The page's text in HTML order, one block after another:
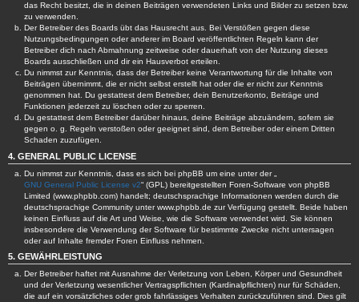
das Recht besitzt, die in deinen Beiträgen verwendeten Links und Bilder zu setzen bzw.
zu verwenden.
Der Betreiber des Boards übt das Hausrecht aus. Bei Verstößen gegen diese
Nutzungsbedingungen oder anderer im Board veröffentlichten Regeln kann der
Betreiber dich nach Abmahnung zeitweise oder dauerhaft von der Nutzung dieses
Boards ausschließen und dir ein Hausverbot erteilen.
Du nimmst zur Kenntnis, dass der Betreiber keine Verantwortung für die Inhalte von
Beiträgen übernimmt, die er nicht selbst erstellt hat oder die er nicht zur Kenntnis
genommen hat. Du gestattest dem Betreiber, dein Benutzerkonto, Beiträge und
Funktionen jederzeit zu löschen oder zu sperren.
Du gestattest dem Betreiber darüber hinaus, deine Beiträge abzuändern, sofern sie
gegen o. g. Regeln verstoßen oder geeignet sind, dem Betreiber oder einem Dritten
Schaden zuzufügen.
4. GENERAL PUBLIC LICENSE
Du nimmst zur Kenntnis, dass es sich bei phpBB um eine unter der „
GNU General Public License v2“ (GPL) bereitgestellten Foren-Software von phpBB
Limited (www.phpbb.com) handelt; deutschsprachige Informationen werden durch die
deutschsprachige Community unter www.phpbb.de zur Verfügung gestellt. Beide haben
keinen Einfluss auf die Art und Weise, wie die Software verwendet wird. Sie können
insbesondere die Verwendung der Software für bestimmte Zwecke nicht untersagen
oder auf Inhalte fremder Foren Einfluss nehmen.
5. GEWÄHRLEISTUNG
Der Betreiber haftet mit Ausnahme der Verletzung von Leben, Körper und Gesundheit
und der Verletzung wesentlicher Vertragspflichten (Kardinalpflichten) nur für Schäden,
die auf ein vorsätzliches oder grob fahrlässiges Verhalten zurückzuführen sind. Dies gilt